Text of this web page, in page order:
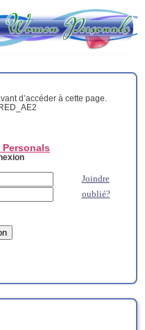
d’accéder à cette page.
Personals
Joindre
oublié?